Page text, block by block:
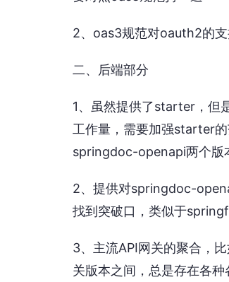
2、oas3规范对oauth2的
二、后端部分
1、虽然提供了starter，但
工作量，需要加强starter
springdoc-openapi两个版
2、提供对springdoc-
找到突破口，类似于
3、主流API网关的聚合，
关版本之间，总是存在各